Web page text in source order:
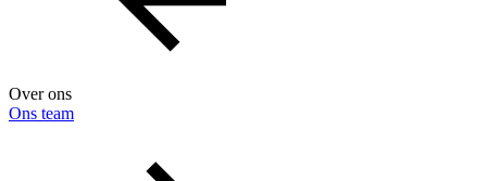
Over ons
Ons team